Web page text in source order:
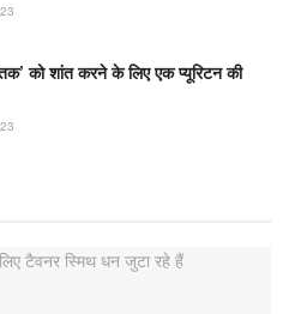
को शांत करने के लिए एक प्यूरिटन की